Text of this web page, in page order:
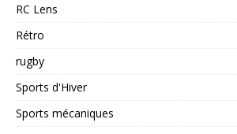
RC Lens
Rétro
rugby
Sports d'Hiver
Sports mécaniques